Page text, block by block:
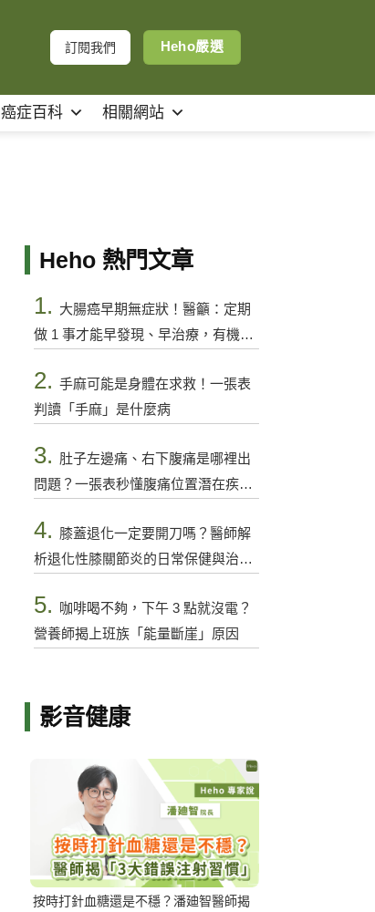
訂閱我們 Heho嚴選
癌症百科 相關網站
Heho 熱門文章
1. 大腸癌早期無症狀！醫籲：定期
做 1 事才能早發現、早治療，有機會
2. 手麻可能是身體在求救！一張表
判讀「手麻」是什麼病
3. 肚子左邊痛、右下腹痛是哪裡出
問題？一張表秒懂腹痛位置潛在疾病
4. 膝蓋退化一定要開刀嗎？醫師解
析退化性膝關節炎的日常保健與治療
5.
咖啡喝不夠，下午 3 點就沒電？
營養師揭上班族「能量斷崖」原因
影音健康
按時打針血糖還是不穩？潘廸智醫師揭